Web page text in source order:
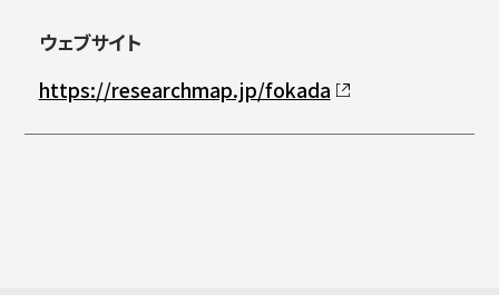
ウェブサイト
https://researchmap.jp/fokada